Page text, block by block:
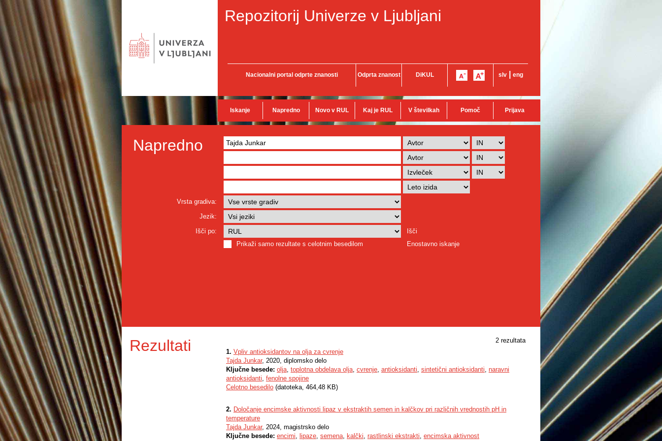
Repozitorij Univerze v Ljubljani
Nacionalni portal odprte znanosti Odprta znanost DiKUL slv eng
Iskanje Napredno Novo v RUL Kaj je RUL V številkah Pomoč Prijava
Napredno
Vrsta gradiva:
Jezik:
Išči po:
Išči
Prikaži samo rezultate s celotnim besedilom
Enostavno iskanje
Rezultati
2 rezultata
1. Vpliv antioksidantov na olja za cvrenje
Tajda Junkar, 2020, diplomsko delo
Ključne besede: olja, toplotna obdelava olja, cvrenje, antioksidanti, sintetični antioksidanti, naravni
antioksidanti, fenolne spojine
Celotno besedilo (datoteka, 464,48 KB)
2. Določanje encimske aktivnosti lipaz v ekstraktih semen in kalčkov pri različnih vrednostih pH in
temperature
Tajda Junkar, 2024, magistrsko delo
Ključne besede: encimi, lipaze, semena, kalčki, rastlinski ekstrakti, encimska aktivnost